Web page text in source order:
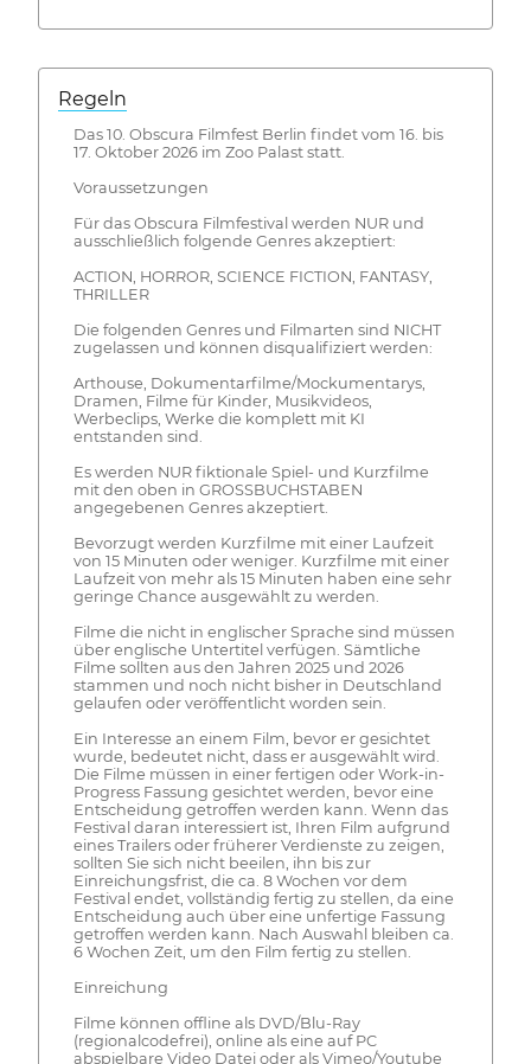
Regeln
Das 10. Obscura Filmfest Berlin findet vom 16. bis
17. Oktober 2026 im Zoo Palast statt.
Voraussetzungen
Für das Obscura Filmfestival werden NUR und
ausschließlich folgende Genres akzeptiert:
ACTION, HORROR, SCIENCE FICTION, FANTASY,
THRILLER
Die folgenden Genres und Filmarten sind NICHT
zugelassen und können disqualifiziert werden:
Arthouse, Dokumentarfilme/Mockumentarys,
Dramen, Filme für Kinder, Musikvideos,
Werbeclips, Werke die komplett mit KI
entstanden sind.
Es werden NUR fiktionale Spiel- und Kurzfilme
mit den oben in GROSSBUCHSTABEN
angegebenen Genres akzeptiert.
Bevorzugt werden Kurzfilme mit einer Laufzeit
von 15 Minuten oder weniger. Kurzfilme mit einer
Laufzeit von mehr als 15 Minuten haben eine sehr
geringe Chance ausgewählt zu werden.
Filme die nicht in englischer Sprache sind müssen
über englische Untertitel verfügen. Sämtliche
Filme sollten aus den Jahren 2025 und 2026
stammen und noch nicht bisher in Deutschland
gelaufen oder veröffentlicht worden sein.
Ein Interesse an einem Film, bevor er gesichtet
wurde, bedeutet nicht, dass er ausgewählt wird.
Die Filme müssen in einer fertigen oder Work-in-
Progress Fassung gesichtet werden, bevor eine
Entscheidung getroffen werden kann. Wenn das
Festival daran interessiert ist, Ihren Film aufgrund
eines Trailers oder früherer Verdienste zu zeigen,
sollten Sie sich nicht beeilen, ihn bis zur
Einreichungsfrist, die ca. 8 Wochen vor dem
Festival endet, vollständig fertig zu stellen, da eine
Entscheidung auch über eine unfertige Fassung
getroffen werden kann. Nach Auswahl bleiben ca.
6 Wochen Zeit, um den Film fertig zu stellen.
Einreichung
Filme können offline als DVD/Blu-Ray
(regionalcodefrei), online als eine auf PC
abspielbare Video Datei oder als Vimeo/Youtube